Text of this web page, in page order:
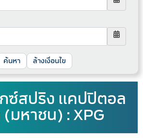
ล้างเงื่อนไข
ซ์สปริง แคปปิตอล
มหาชน) : XPG